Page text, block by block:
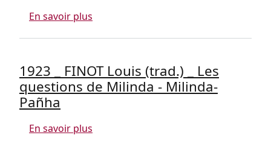
En savoir plus
1923 _ FINOT Louis (trad.) _ Les
questions de Milinda - Milinda-
Pañha
En savoir plus